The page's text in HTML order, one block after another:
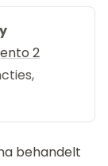
2
behandelt